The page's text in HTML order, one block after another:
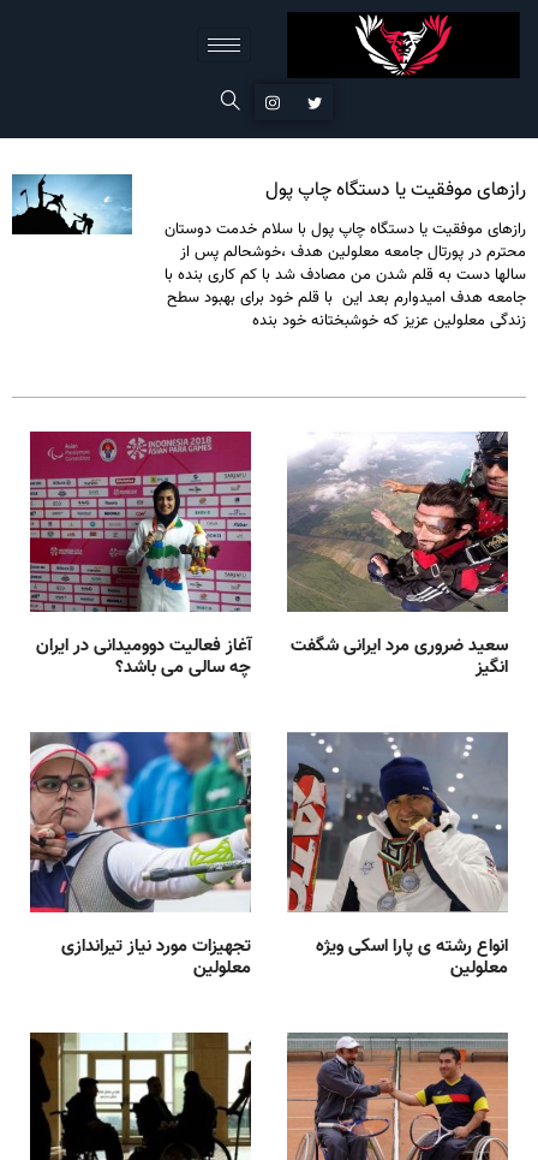
رازهای موفقیت یا دستگاه چاپ پول
رازهای موفقیت یا دستگاه چاپ پول با سلام خدمت دوستان
محترم در پورتال جامعه معلولین هدف ،خوشحالم پس از
سالها دست به قلم شدن من مصادف شد با کم کاری بنده با
جامعه هدف امیدوارم بعد این با قلم خود برای بهبود سطح
زندگی معلولین عزیز که خوشبختانه خود بنده
آغاز فعالیت دوومیدانی در ایران
چه سالی می باشد؟
سعید ضروری مرد ایرانی شگفت
انگیز
تجهیزات مورد نیاز تیراندازی
معلولین
انواع رشته ی پارا اسکی ویژه
معلولین